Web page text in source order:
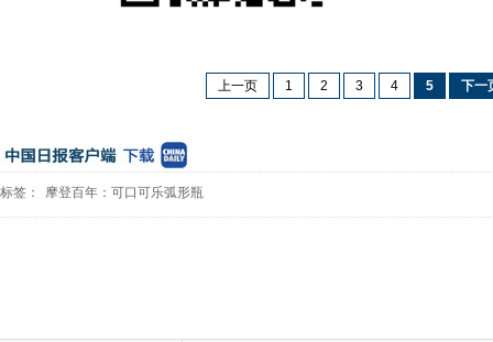
上一页 1 2 3 4 5 下一
标签： 摩登百年：可口可乐弧形瓶